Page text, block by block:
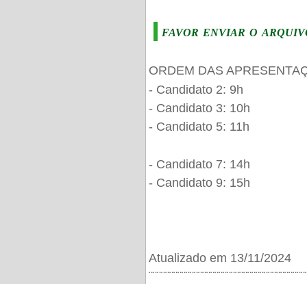
favor enviar o
ORDEM DAS
- Candidato 2: 9h
- Candidato 3: 10h
- Candidato 5: 11h
- Candidato 7: 14h
- Candidato 9: 15h
Atualizado em 13/11/2024